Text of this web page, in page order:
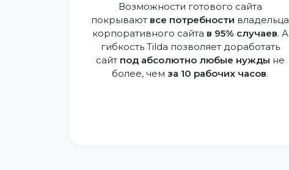
Возможности готового сайта
покрывают все потребности владельца
корпоративного сайта в 95% случаев. А
гибкость Tilda позволяет доработать
сайт под абсолютно любые нужды не
более, чемза 10 рабочих часов.